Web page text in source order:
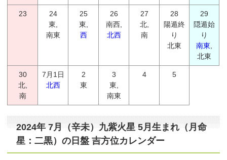
23
24
東,
南東
25
東,
西
26
南西,
北西
27
北,
南
28
陽遁終
り
北東
29
隠遁始
り
南東
北東
30
北,
南
7月1日
北西
2
東
3
東,
南東
4 5
2024年 7月（辛未）九紫火星 5月生まれ（月命
星：二黒）の日盤 吉方位カレンダー